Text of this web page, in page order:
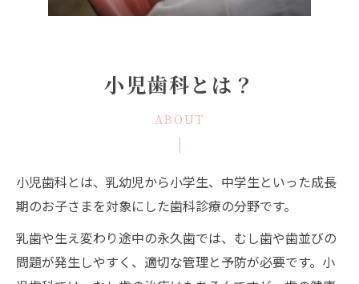
小児歯科とは？
ABOUT
小児歯科とは、乳幼児から小学生、中学生といった成長
期のお子さまを対象にした歯科診療の分野です。
乳歯や生え変わり途中の永久歯では、むし歯や歯並びの
問題が発生しやすく、適切な管理と予防が必要です。小